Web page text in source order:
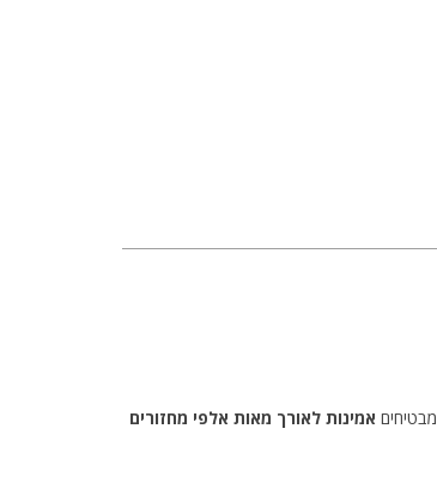
מבטיחים אמינות לאורך מאות אלפי מחזורים